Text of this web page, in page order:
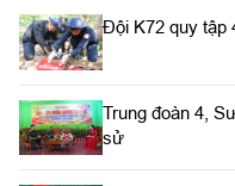
Đội K72 quy tập
Trung đoàn 4,
sử